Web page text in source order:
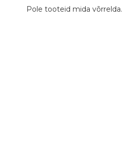
Pole tooteid mida võrrelda.